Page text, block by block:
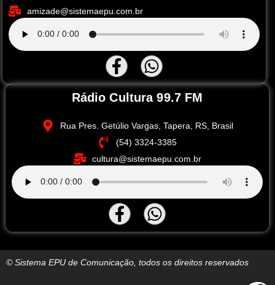
amizade@sistemaepu.com.br
Rádio Cultura 99.7 FM
Rua Pres. Getúlio Vargas, Tapera, RS, Brasil
(54) 3324-3385
cultura@sistemaepu.com.br
© Sistema EPU de Comunicação, todos os direitos reservados